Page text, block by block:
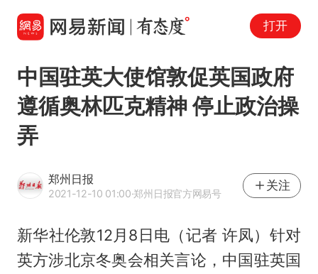
打开
中国驻英大使馆敦促英国政府
遵循奥林匹克精神 停止政治操
弄
郑州日报
2021-12-10 01:00·郑州日报官方网易号
关注
新华社伦敦12月8日电（记者 许凤）针对
英方涉北京冬奥会相关言论，中国驻英国